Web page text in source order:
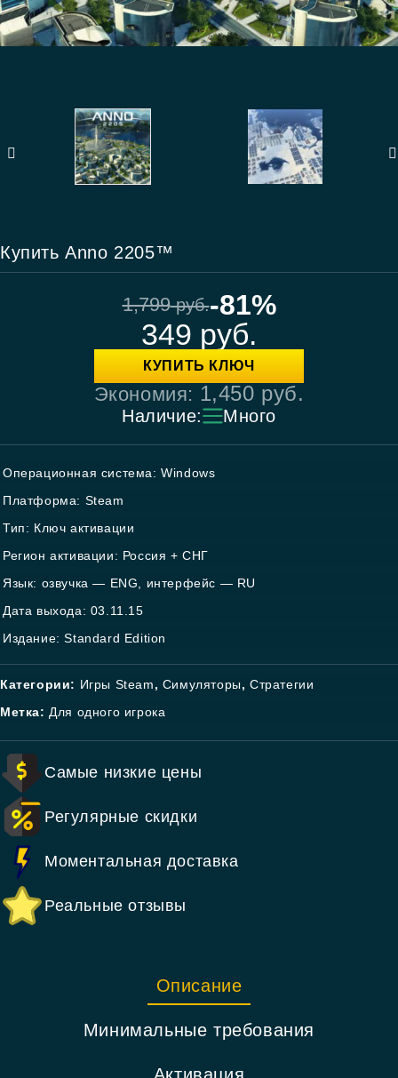
Купить Anno 2205™
1,799руб.-81%
349 руб.
КУПИТЬ КЛЮЧ
Экономия: 1,450 руб.
Наличие: Много
Операционная система: Windows
Платформа: Steam
Тип: Ключ активации
Регион активации: Россия + СНГ
Язык: озвучка — ENG, интерфейс — RU
Дата выхода: 03.11.15
Издание: Standard Edition
Категории: Игры Steam, Симуляторы,Стратегии
Метка: Для одного игрока
Самые низкие цены
Регулярные скидки
Моментальная доставка
Реальные отзывы
Описание
Минимальные требования